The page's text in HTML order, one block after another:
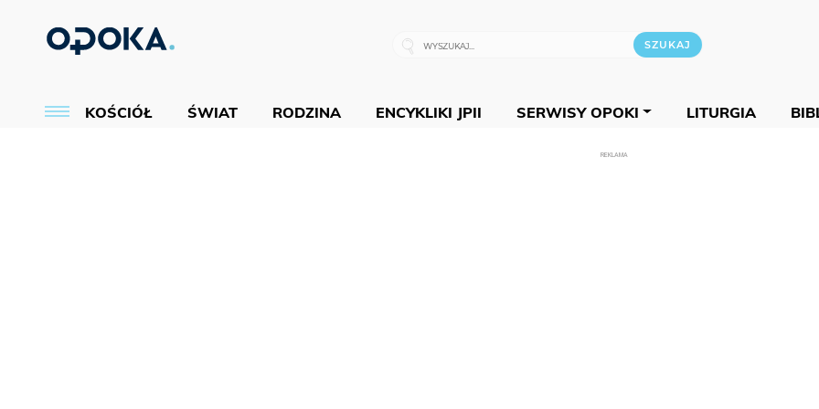
KOŚCIÓŁ ŚWIAT RODZINA ENCYKLIKI JPII SERWISY OPOKI LITURGIA
REKLAMA